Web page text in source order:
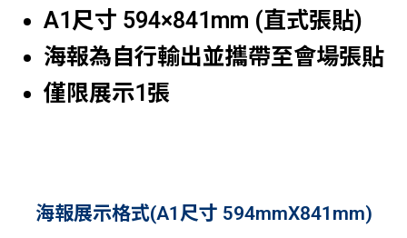
A1尺寸 594×841mm (直式張貼)
海報為自行輸出並攜帶至會場張貼
僅限展示1張
海報展示格式(A1尺寸 594mmX841mm)